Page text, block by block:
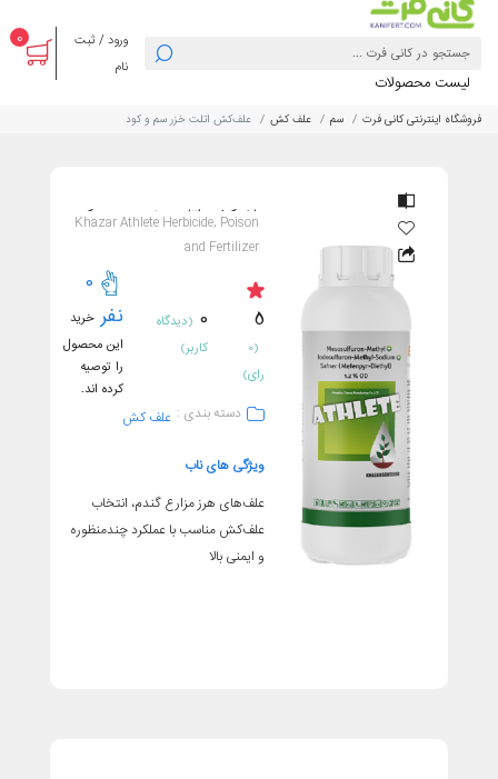
ورود / ثبت
نام
0
لیست محصولات
فروشگاه اینترنتی کانی فرت سم علف کش علف‌کش اتلت خزر سم و کود
علف‌کش اتلت خزر سم و کود
Khazar Athlete Herbicide, Poison
and Fertilizer
5
(0
رای)
0 (دیدگاه
کاربر)
0
نفر خرید
این محصول
را توصیه
کرده اند.
دسته بندی : علف کش
ویژگی های ناب
علف‌های هرز مزارع گندم، انتخاب
علف‌کش مناسب با عملکرد چندمنظوره
و ایمنی بالا